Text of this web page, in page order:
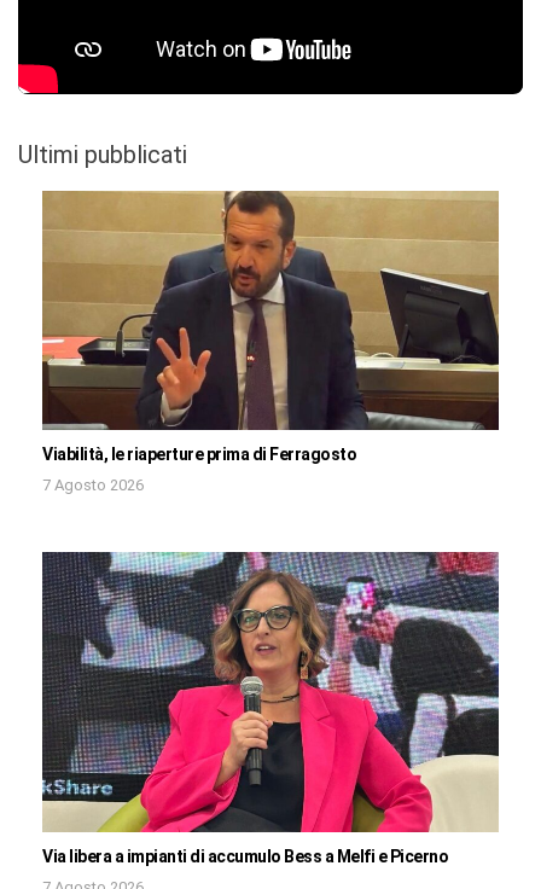
Ultimi pubblicati
Viabilità, le riaperture prima di Ferragosto
7 Agosto 2026
Via libera a impianti di accumulo Bess a Melfi e Picerno